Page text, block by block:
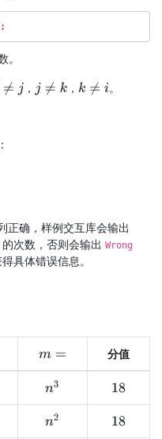
。
j ， j≠ k ， k≠i 。
正确，样例交互库会输出
的次数，否则会输出 Wrong
具体错误信息。
m= 分值
n3 18
n2 18